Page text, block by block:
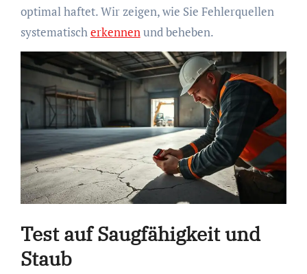
optimal haftet. Wir zeigen, wie Sie Fehlerquellen
systematischerkennenund beheben.
Test auf Saugfähigkeit und
Staub